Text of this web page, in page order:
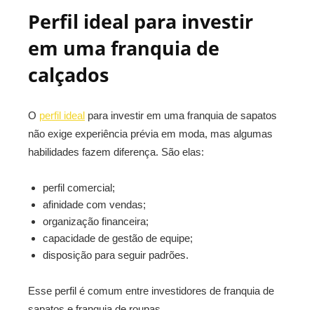
Perfil ideal para investir
em uma franquia de
calçados
O perfil ideal para investir em uma franquia de sapatos
não exige experiência prévia em moda, mas algumas
habilidades fazem diferença. São elas:
perfil comercial;
afinidade com vendas;
organização financeira;
capacidade de gestão de equipe;
disposição para seguir padrões.
Esse perfil é comum entre investidores de franquia de